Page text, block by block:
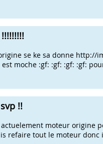
se ke sa donne http://
moche :gf: :gf: :gf: :gf:
!!
moteur origine
refaire tout le moteur